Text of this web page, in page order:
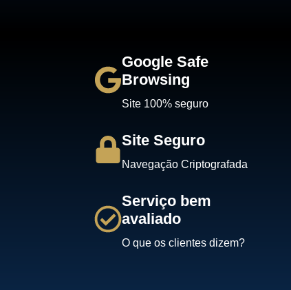
Google Safe
Browsing
Site 100% seguro
Site Seguro
Navegação Criptografada
Serviço bem
avaliado
O que os clientes dizem?